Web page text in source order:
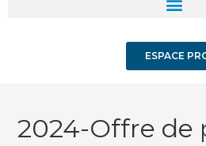
ESPACE
2024-Offre de